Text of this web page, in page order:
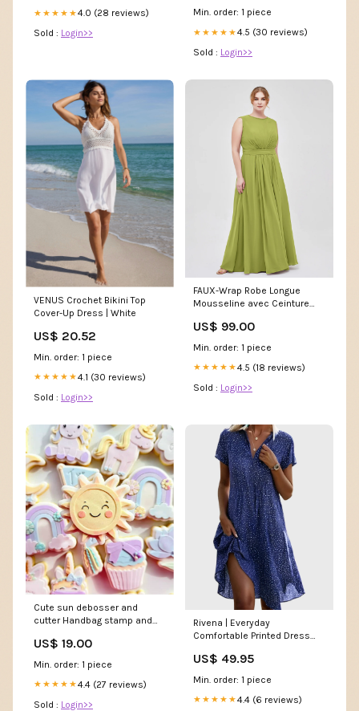
★★★★★4.0 (28 reviews)
Sold : Login>>
Min. order: 1 piece
★★★★★4.5 (30 reviews)
Sold : Login>>
VENUS Crochet Bikini Top
Cover-Up Dress | White
US$ 20.52
Min. order: 1 piece
★★★★★4.1 (30 reviews)
Sold : Login>>
FAUX-Wrap Robe Longue
Mousseline avec Ceinture
US$ 99.00
Min. order: 1 piece
★★★★★4.5 (18 reviews)
Sold : Login>>
Cute sun debosser and
cutter Handbag stamp and
US$ 19.00
Min. order: 1 piece
★★★★★4.4 (27 reviews)
Sold : Login>>
Rivena | Everyday
Comfortable Printed Dress
US$ 49.95
Min. order: 1 piece
★★★★★4.4 (6 reviews)